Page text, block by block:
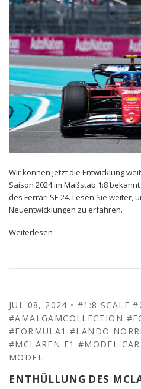
Wir können jetzt die Entwicklung
Saison 2024 im Maßstab 1:8
des Ferrari SF-24. Lesen Sie weiter,
Neuentwicklungen zu erfahren.
Weiterlesen
JUL 08, 2024 •#1:8 SCALE
#AMALGAMCOLLECTION
#FORMULA1 #LANDO
#MCLAREN F1 #MODEL CAR
MODEL
ENTHÜLLUNG DES